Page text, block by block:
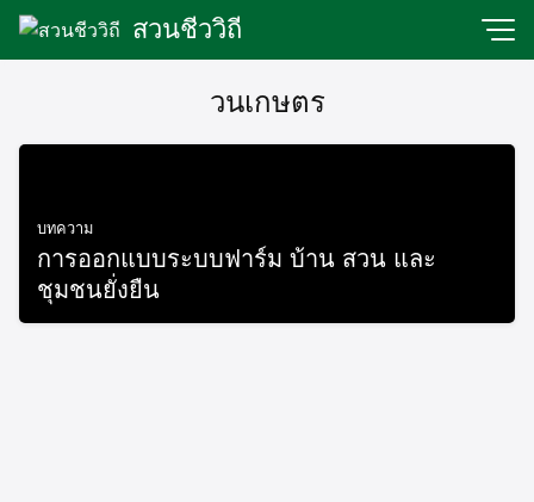
Skip
สวนชีววิถี
วนเกษตร
บทความ
การออกแบบระบบฟาร์ม บ้าน สวน และ
ชุมชนยั่งยืน